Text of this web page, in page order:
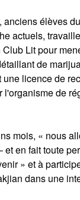
anciens élèves
actuels,
Lit pour
de
licence de
de
mois, « nous
en fait toute
» et à
dans une